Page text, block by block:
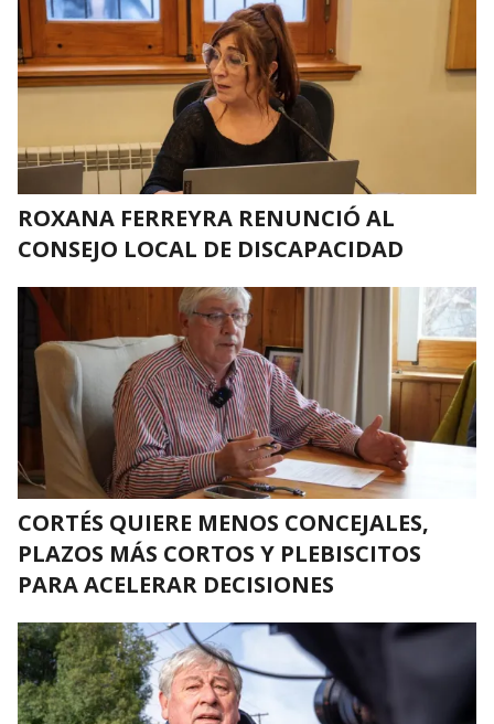
ROXANA FERREYRA RENUNCIÓ AL
CONSEJO LOCAL DE DISCAPACIDAD
CORTÉS QUIERE MENOS CONCEJALES,
PLAZOS MÁS CORTOS Y PLEBISCITOS
PARA ACELERAR DECISIONES